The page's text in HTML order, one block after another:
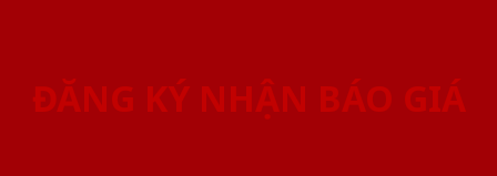
ĐĂNG KÝ NHẬN BÁO GIÁ